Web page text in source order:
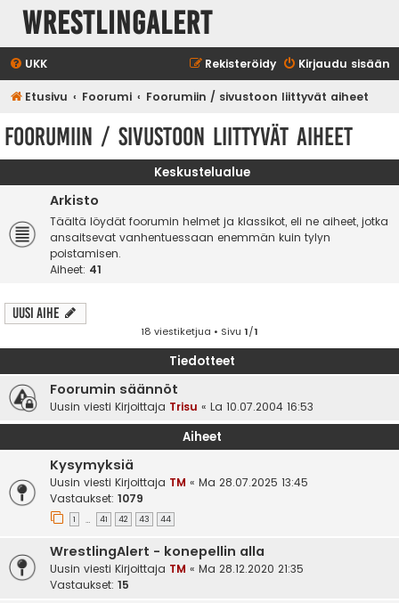
WrestlingAlert
UKK Kirjaudu sisään
Rekisteröidy
Etusivu Foorumi Foorumiin / sivustoon liittyvät aiheet
Foorumiin / sivustoon liittyvät aiheet
Keskustelualue
Arkisto
Täältä löydät foorumin helmet ja klassikot, eli ne aiheet, jotka
ansaitsevat vanhentuessaan enemmän kuin tylyn
poistamisen.
Aiheet: 41
Uusi Aihe
18 viestiketjua • Sivu 1/1
Tiedotteet
Foorumin säännöt
Uusin viesti Kirjoittaja Trisu « La 10.07.2004 16:53
Aiheet
Kysymyksiä
Uusin viesti Kirjoittaja TM « Ma 28.07.2025 13:45
Vastaukset: 1079
1 … 41 42 43 44
WrestlingAlert - konepellin alla
Uusin viesti Kirjoittaja TM « Ma 28.12.2020 21:35
Vastaukset: 15